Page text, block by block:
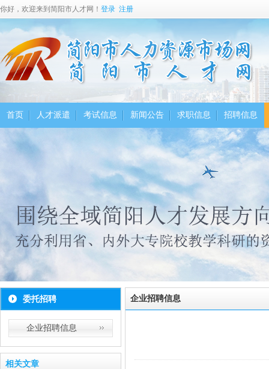
你好，欢迎来到简阳市人才网！ 登录 注册
首页 人才派遣 考试信息 新闻公告 求职信息 招聘信息
委托招聘
企业招聘信息
相关文章
企业招聘信息